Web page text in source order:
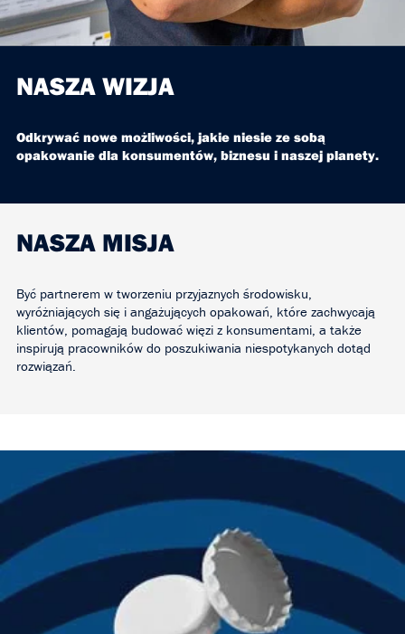
NASZA WIZJA
Odkrywać nowe możliwości, jakie niesie ze sobą
opakowanie dla konsumentów, biznesu i naszej planety.
NASZA MISJA
Być partnerem w tworzeniu przyjaznych środowisku,
wyróżniających się i angażujących opakowań, które zachwycają
klientów, pomagają budować więzi z konsumentami, a także
inspirują pracowników do poszukiwania niespotykanych dotąd
rozwiązań.